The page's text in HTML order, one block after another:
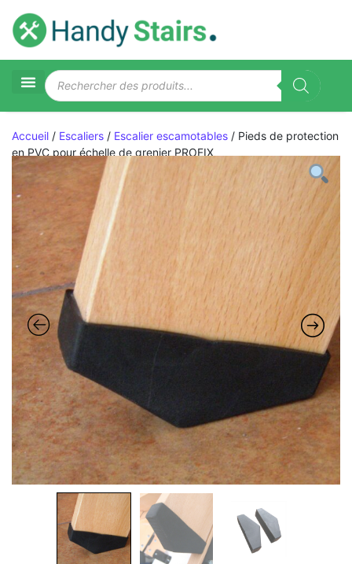
Accueil / Escaliers / Escalier escamotables / Pieds de protection
en PVC pour échelle de grenier PROFIX